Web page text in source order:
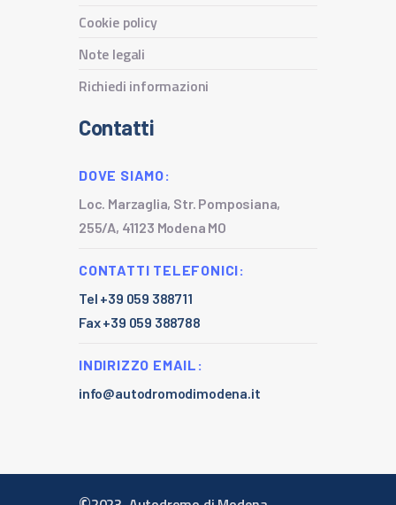
Cookie policy
Note legali
Richiedi informazioni
Contatti
DOVE SIAMO:
Loc. Marzaglia, Str. Pomposiana,
255/A, 41123 Modena MO
CONTATTI TELEFONICI:
Tel +39 059 388711
Fax +39 059 388788
INDIRIZZO EMAIL:
info@autodromodimodena.it